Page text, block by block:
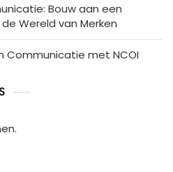
Bouw aan een
Wereld van Merken
Communicatie met NCOI